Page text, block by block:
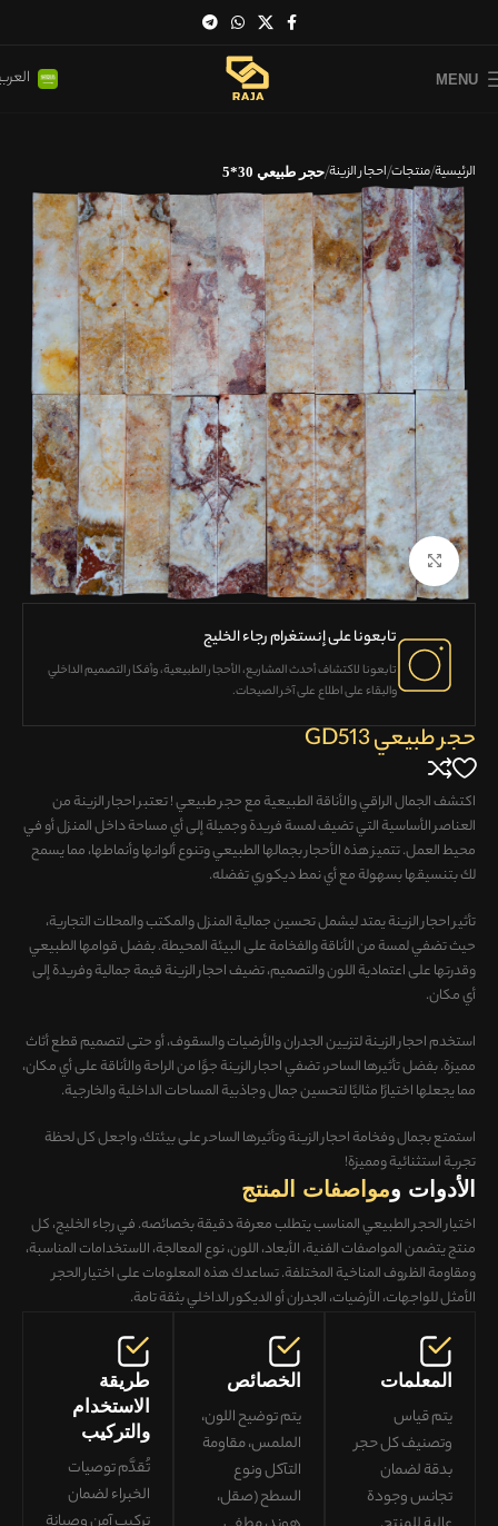
MENU
الرئيسية منتجات احجار الزینة حجر طبيعي 30*5
Click to enlarge
تابعونا على إنستغرام رجاء الخليج
تابعونا لاكتشافأحدث المشاريع، الأحجار الطبيعية، وأفكار التصميم الداخلي
والبقاء على اطلاع على آخر الصيحات.
حجر طبيعي GD513
اكتشف الجمال الراقي والأناقة الطبيعية مع حجر طبيعي ! تعتبر احجار الزينة من
العناصر الأساسية التي تضيف لمسة فريدة وجميلة إلى أي مساحة داخل المنزل أو في
محيط العمل. تتميز هذه الأحجار بجمالها الطبيعي وتنوع ألوانها وأنماطها، مما يسمح
لك بتنسيقها بسهولة مع أي نمط ديكوري تفضله.
تأثير احجار الزينة يمتد ليشمل تحسين جمالية المنزل والمكتب والمحلات التجارية،
حيث تضفي لمسة من الأناقة والفخامة على البيئة المحيطة. بفضل قوامها الطبيعي
وقدرتها على اعتمادية اللون والتصميم، تضيف احجار الزينة قيمة جمالية وفريدة إلى
أي مكان.
استخدم احجار الزينة لتزيين الجدران والأرضيات والسقوف، أو حتى لتصميم قطع أثاث
مميزة. بفضل تأثيرها الساحر، تضفي احجار الزينة جوًا من الراحة والأناقة على أي مكان،
مما يجعلها اختيارًا مثاليًا لتحسين جمال وجاذبية المساحات الداخلية والخارجية.
استمتع بجمال وفخامة احجار الزينة وتأثيرها الساحر على بيئتك، واجعل كل لحظة
تجربة استثنائية ومميزة!
الأدوات ومواصفات المنتج
اختيار الحجر الطبيعي المناسب يتطلب معرفة دقيقة بخصائصه. في رجاء الخليج، كل
منتج يتضمنالمواصفات الفنية، الأبعاد، اللون، نوع المعالجة، الاستخدامات المناسبة،
ومقاومة الظروف المناخية المختلفة. تساعدك هذه المعلومات علىاختيار الحجر
الأمثل للواجهات، الأرضيات، الجدران أو الديكور الداخليبثقة تامة.
المعلمات
يتم قياس
وتصنيف كل حجر
بدقة لضمان
تجانس وجودة
الخصائص
يتم توضيح اللون،
الملمس، مقاومة
التآكل ونوع
السطح (صقل،
طريقة
الاستخدام
والتركيب
تُقدَّم توصيات
الخبراء لضمان